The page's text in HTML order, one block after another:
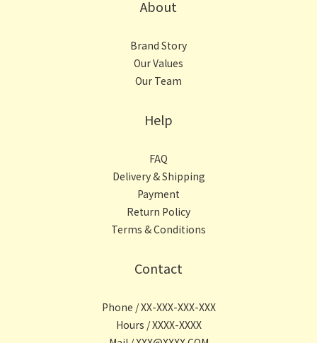
About
Brand Story
Our Values
Our Team
Help
FAQ
Delivery & Shipping
Payment
Return Policy
Terms & Conditions
Contact
Phone / XX-XXX-XXX-XXX
Hours / XXXX-XXXX